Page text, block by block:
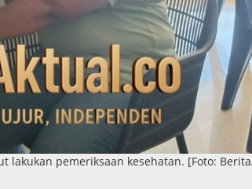
lakukan pemeriksaan kesehatan. [Foto: